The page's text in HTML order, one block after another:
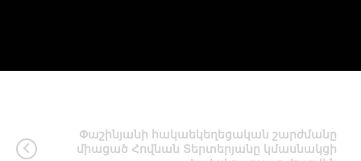
Փաշինյանի հակաեկեղեցական շարժմանը
միացած Հովնան Տերտերյանը կմասնակցի